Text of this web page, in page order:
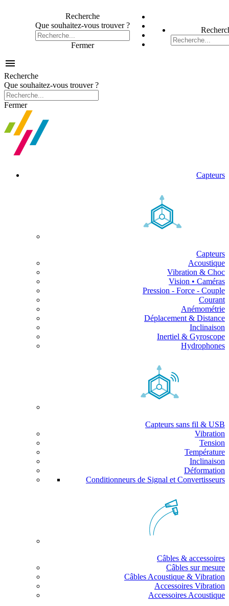
Recherche
Que souhaitez-vous trouver ?
Fermer

Recherche
Que souhaitez-vous trouver ?
Fermer
Capteurs
Capteurs
Acoustique
Vibration & Choc
Vision • Caméras
Pression - Force - Couple
Courant
Anémométrie
Déplacement & Distance
Inclinaison
Inertiel & Gyroscope
Hydrophones
Capteurs sans fil & USB
Vibration
Tension
Température
Inclinaison
Déformation
Conditionneurs de Signal et Convertisseurs
Câbles & accessoires
Câbles sur mesure
Câbles Acoustique & Vibration
Accessoires Vibration
Accessoires Acoustique